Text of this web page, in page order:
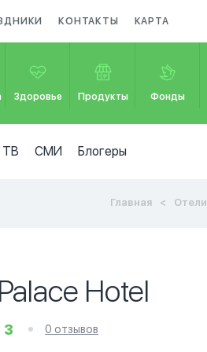
КОНТАКТЫ КАРТА
Здоровье Продукты Фонды
ТВ СМИ Блогеры
Главная Отели
Hotel
3 0 отзывов